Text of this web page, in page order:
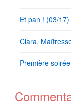
Et pan ! (03/17)
Clara,
Première